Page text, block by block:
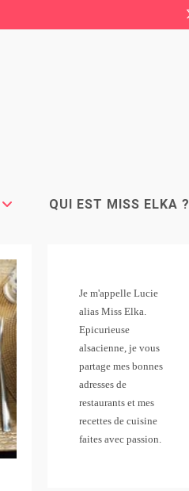
QUI EST MISS ELKA ?
Je m'appelle Lucie
alias Miss Elka.
Epicurieuse
alsacienne, je vous
partage mes bonnes
adresses de
restaurants et mes
recettes de cuisine
faites avec passion.